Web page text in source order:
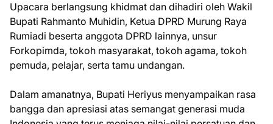
Upacara berlangsung khidmat dan dihadiri oleh Wakil
Bupati Rahmanto Muhidin, Ketua DPRD Murung Raya
Rumiadi beserta anggota DPRD lainnya, unsur
Forkopimda, tokoh masyarakat, tokoh agama, tokoh
pemuda, pelajar, serta tamu undangan.
Dalam amanatnya, Bupati Heriyus menyampaikan rasa
bangga dan apresiasi atas semangat generasi muda